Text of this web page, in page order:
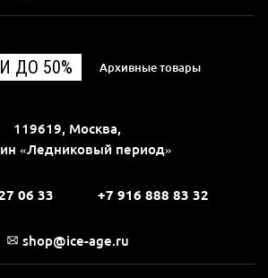
ДО 50% Архивные товары
119619, Москва,
«Ледниковый период»
06 33 +7 916 888 83 32
shop@ice-age.ru